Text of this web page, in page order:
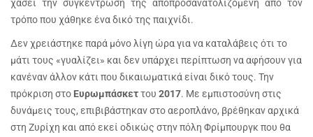
χάσει την συγκέντρωση της αποπροσανατολιζόμενη από τον
τρόπο που χάθηκε ένα δικό της παιχνίδι.
Δεν χρειάστηκε παρά μόνο λίγη ώρα για να καταλάβεις ότι το
μάτι τους «γυαλίζει» και δεν υπάρχει περίπτωση να αφήσουν για
κανέναν άλλον κάτι που δικαιωματικά είναι δικό τους. Την
πρόκριση στο Ευρωμπάσκεττου 2017. Με εμπιστοσύνη στις
δυνάμεις τους, επιβιβάστηκαν στο αεροπλάνο, βρέθηκαν αρχικά
στη Ζυρίχη και από εκεί οδικώς στην πόλη Φρίμπουργκ που θα